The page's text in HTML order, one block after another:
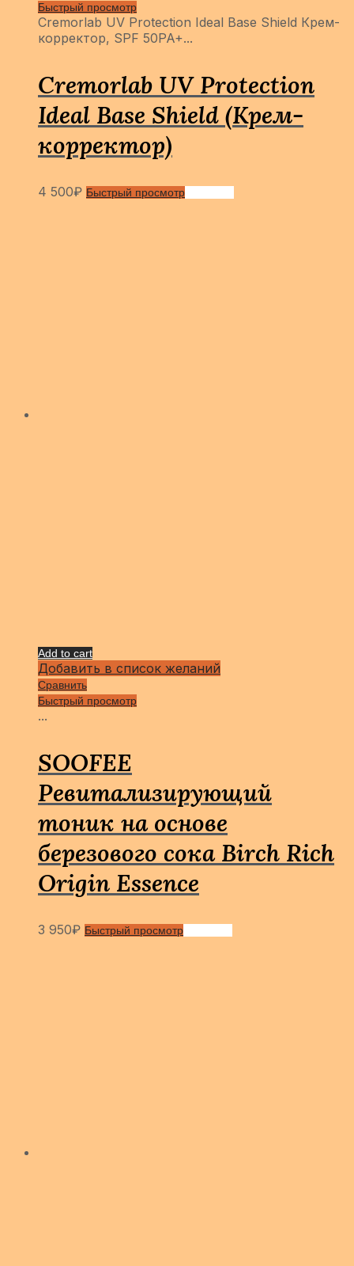
Быстрый просмотр
Cremorlab UV Protection Ideal Base Shield Крем-
корректор, SPF 50PA+...
Cremorlab UV Protection
Ideal Base Shield (Крем-
корректор)
4 500₽ Быстрый просмотр
Add to cart
Добавить в список желаний
Сравнить
Быстрый просмотр
...
SOOFEE
Ревитализирующий
тоник на основе
березового сока Birch Rich
Origin Essence
3 950₽ Быстрый просмотр